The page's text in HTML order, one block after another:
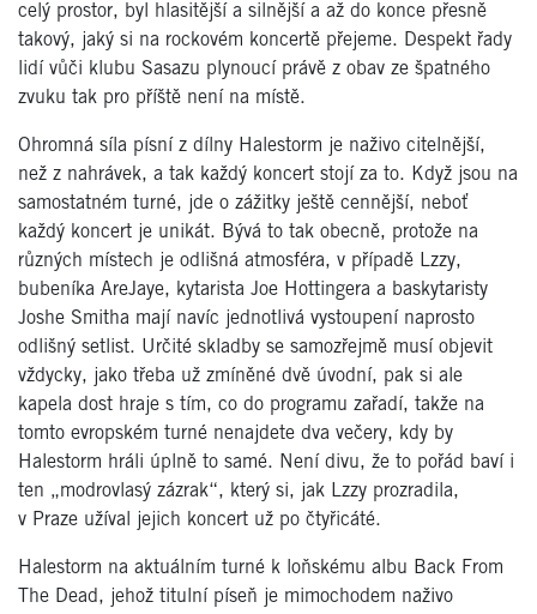
celý prostor, byl hlasitější a silnější a až do konce přesně
takový, jaký si na rockovém koncertě přejeme. Despekt řady
lidí vůči klubu Sasazu plynoucí právě z obav ze špatného
zvuku tak pro příště není na místě.
Ohromná síla písní z dílny Halestorm je naživo citelnější,
než z nahrávek, a tak každý koncert stojí za to. Když jsou na
samostatném turné, jde o zážitky ještě cennější, neboť
každý koncert je unikát. Bývá to tak obecně, protože na
různých místech je odlišná atmosféra, v případě Lzzy,
bubeníka AreJaye, kytarista Joe Hottingera a baskytaristy
Joshe Smitha mají navíc jednotlivá vystoupení naprosto
odlišný setlist. Určité skladby se samozřejmě musí objevit
vždycky, jako třeba už zmíněné dvě úvodní, pak si ale
kapela dost hraje s tím, co do programu zařadí, takže na
tomto evropském turné nenajdete dva večery, kdy by
Halestorm hráli úplně to samé. Není divu, že to pořád baví i
ten „modrovlasý zázrak“, který si, jak Lzzy prozradila,
v Praze užíval jejich koncert už po čtyřicáté.
Halestorm na aktuálním turné k loňskému albu Back From
The Dead, jehož titulní píseň je mimochodem naživo